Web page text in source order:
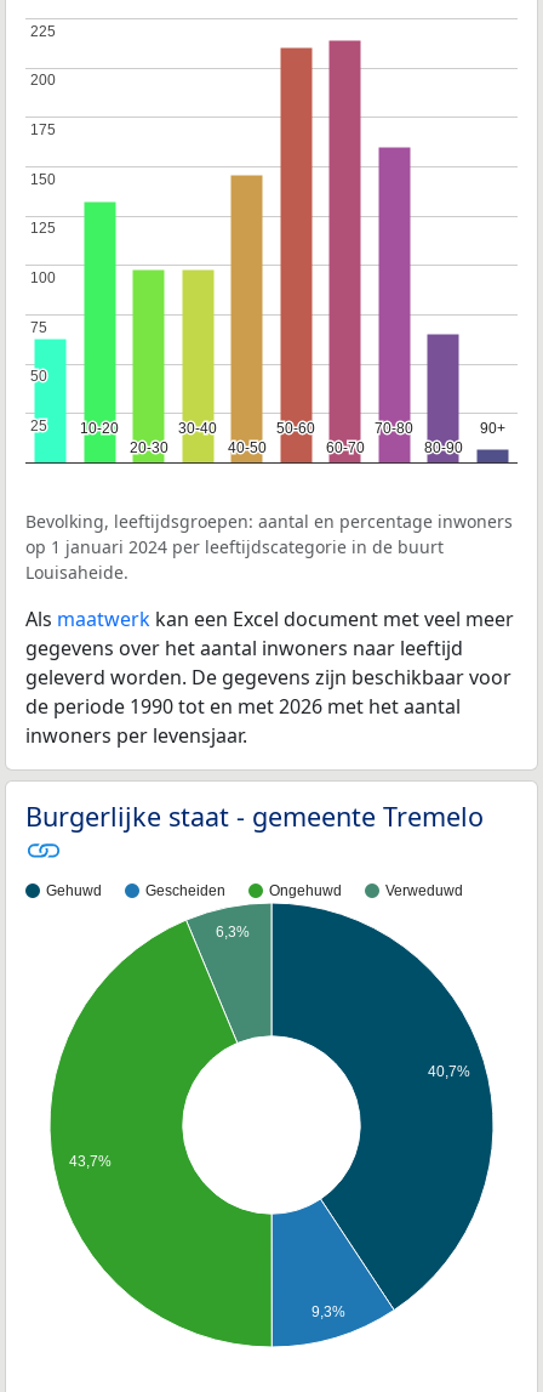
10-20
10-20
20-30
20-30
30-40
30-40
40-50
40-50
50-60
50-60
60-70
60-70
70-80
70-80
80-90
80-90
90+
90+
25
25
50
50
75
75
100
100
125
125
150
150
175
175
200
200
225
225
Bevolking, leeftijdsgroepen: aantal en percentage inwoners
op 1 januari 2024 per leeftijdscategorie in de buurt
Louisaheide.
Als maatwerk kan een Excel document met veel meer
gegevens over het aantal inwoners naar leeftijd
geleverd worden. De gegevens zijn beschikbaar voor
de periode 1990 tot en met 2026 met het aantal
inwoners per levensjaar.
Burgerlijke staat - gemeente Tremelo
Gehuwd Gescheiden Ongehuwd Verweduwd
40,7%
9,3%
6,3%
43,7%